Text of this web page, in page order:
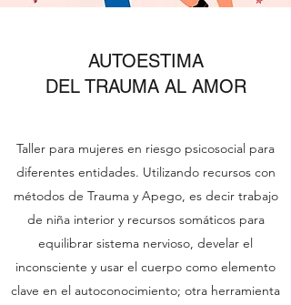
AUTOESTIMA
DEL TRAUMA AL AMOR
Taller para mujeres en riesgo psicosocial para
diferentes entidades. Utilizando recursos con
métodos de Trauma y Apego, es decir trabajo
de niña interior y recursos somáticos para
equilibrar sistema nervioso, develar el
inconsciente y usar el cuerpo como elemento
clave en el autoconocimiento; otra herramienta